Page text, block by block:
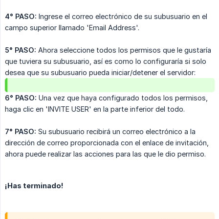
4° PASO: Ingrese el correo electrónico de su subusuario en el
campo superior llamado 'Email Address'.
5° PASO: Ahora seleccione todos los permisos que le gustaría
que tuviera su subusuario, así es como lo configuraría si solo
desea que su subusuario pueda iniciar/detener el servidor:
6° PASO: Una vez que haya configurado todos los permisos,
haga clic en 'INVITE USER' en la parte inferior del todo.
7° PASO: Su subusuario recibirá un correo electrónico a la
dirección de correo proporcionada con el enlace de invitación,
ahora puede realizar las acciones para las que le dio permiso.
¡Has terminado!